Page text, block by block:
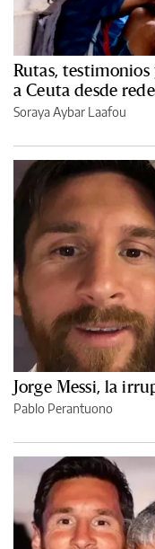
Rutas, testimonios
a Ceuta desde
Soraya Aybar Laafou
Jorge Messi, la
Pablo Perantuono